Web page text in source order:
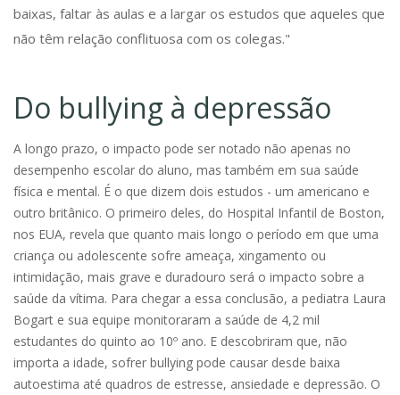
baixas, faltar às aulas e a largar os estudos que aqueles que
não têm relação conflituosa com os colegas."
Do bullying à depressão
A longo prazo, o impacto pode ser notado não apenas no
desempenho escolar do aluno, mas também em sua saúde
física e mental. É o que dizem dois estudos - um americano e
outro britânico. O primeiro deles, do Hospital Infantil de Boston,
nos EUA, revela que quanto mais longo o período em que uma
criança ou adolescente sofre ameaça, xingamento ou
intimidação, mais grave e duradouro será o impacto sobre a
saúde da vítima. Para chegar a essa conclusão, a pediatra Laura
Bogart e sua equipe monitoraram a saúde de 4,2 mil
estudantes do quinto ao 10º ano. E descobriram que, não
importa a idade, sofrer bullying pode causar desde baixa
autoestima até quadros de estresse, ansiedade e depressão. O